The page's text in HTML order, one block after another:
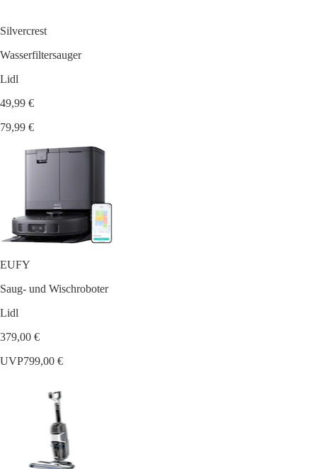
Silvercrest
Wasserfiltersauger
Lidl
49,99 €
79,99 €
EUFY
Saug- und Wischroboter
Lidl
379,00 €
UVP799,00 €